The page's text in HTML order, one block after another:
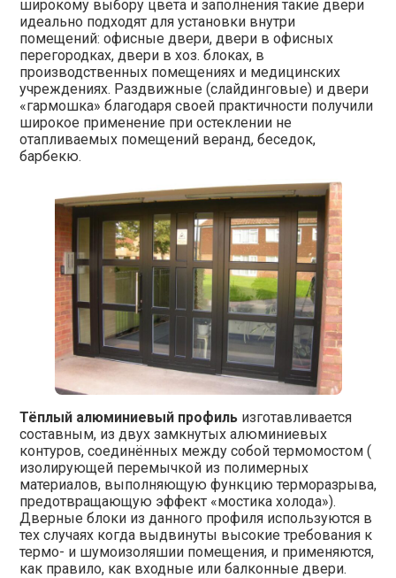
широкому выбору цвета и заполнения такие двери
идеально подходят для установки внутри
помещений: офисные двери, двери в офисных
перегородках, двери в хоз. блоках, в
производственных помещениях и медицинских
учреждениях. Раздвижные (слайдинговые) и двери
«гармошка» благодаря своей практичности получили
широкое применение при остеклении не
отапливаемых помещений веранд, беседок,
барбекю.
Тёплый алюминиевый профильизготавливается
составным, из двух замкнутых алюминиевых
контуров, соединённых между собой термомостом (
изолирующей перемычкой из полимерных
материалов, выполняющую функцию терморазрыва,
предотвращающую эффект «мостика холода»).
Дверные блоки из данного профиля используются в
тех случаях когда выдвинуты высокие требования к
термо- и шумоизоляшии помещения, и применяются,
как правило, как входные или балконные двери.